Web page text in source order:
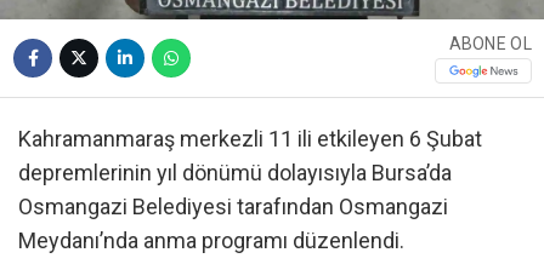
ABONE OL
Kahramanmaraş merkezli 11 ili etkileyen 6 Şubat
depremlerinin yıl dönümü dolayısıyla Bursa’da
Osmangazi Belediyesi tarafından Osmangazi
Meydanı’nda anma programı düzenlendi.